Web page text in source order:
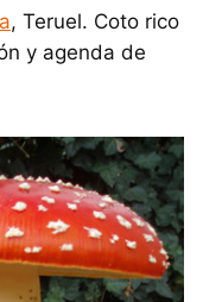
, Teruel. Coto rico
y agenda de